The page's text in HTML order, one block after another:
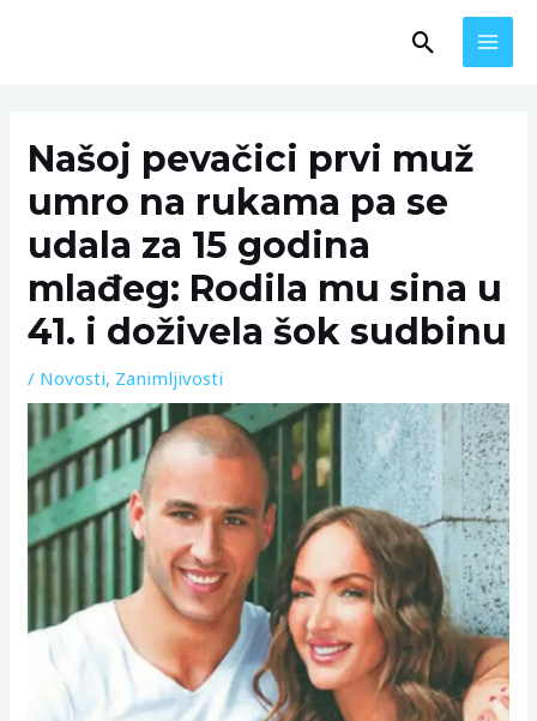
Search
Našoj pevačici prvi muž
umro na rukama pa se
udala za 15 godina
mlađeg: Rodila mu sina u
41. i doživela šok sudbinu
/ Novosti, Zanimljivosti